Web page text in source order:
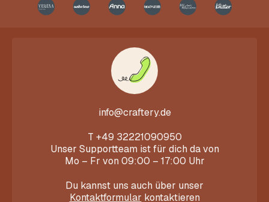
info@craftery.de
T +49 32221090950
Unser Supportteam ist für dich da von
Mo – Fr von 09:00 – 17:00 Uhr
Du kannst uns auch über unser
Kontaktformular kontaktieren